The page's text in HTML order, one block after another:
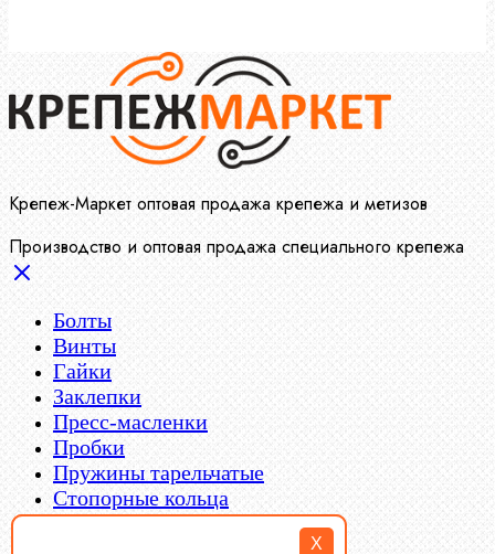
X
Крепеж-Маркет оптовая продажа крепежа и метизов
Производство и оптовая продажа специального крепежа
Болты
Винты
Гайки
Заклепки
Пресс-масленки
Пробки
Пружины тарельчатые
Стопорные кольца
Такелаж